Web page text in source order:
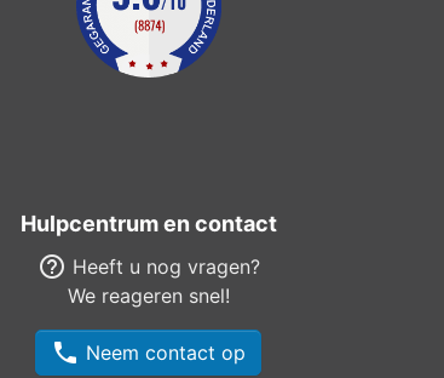
Hulpcentrum en contact
help_outline Heeft u nog vragen?
We reageren snel!
phone Neem contact op